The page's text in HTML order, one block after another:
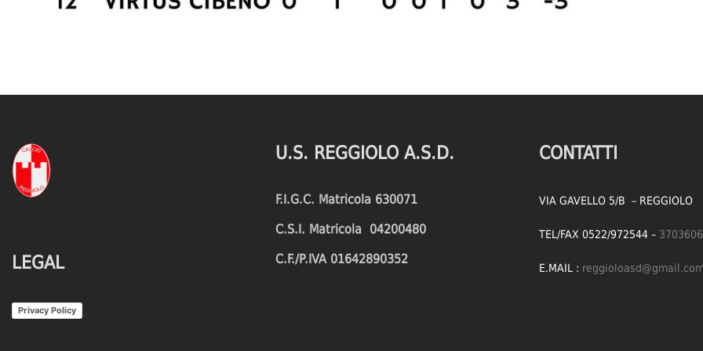
LEGAL
Privacy Policy
U.S. REGGIOLO A.S.D.
F.I.G.C. Matricola 630071
C.S.I. Matricola 04200480
C.F./P.IVA 01642890352
CONTATTI
VIA GAVELLO 5/B – REGGIOLO
TEL/FAX 0522/972544 –
E.MAIL : reggioloasd@gmail.com